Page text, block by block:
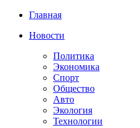
Главная
Новости
Политика
Экономика
Спорт
Общество
Авто
Экология
Технологии